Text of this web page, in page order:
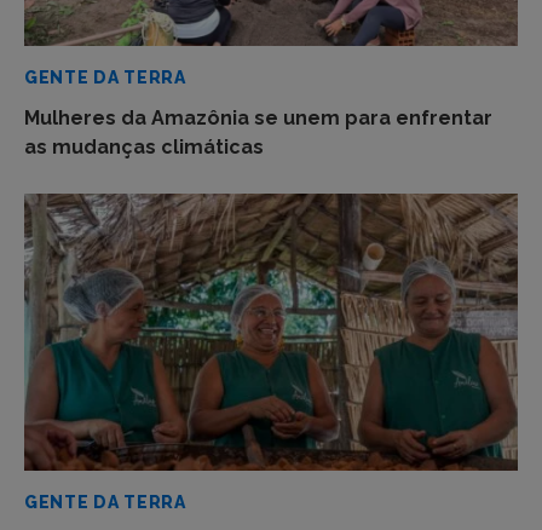
GENTE DA TERRA
Mulheres da Amazônia se unem para enfrentar
as mudanças climáticas
GENTE DA TERRA